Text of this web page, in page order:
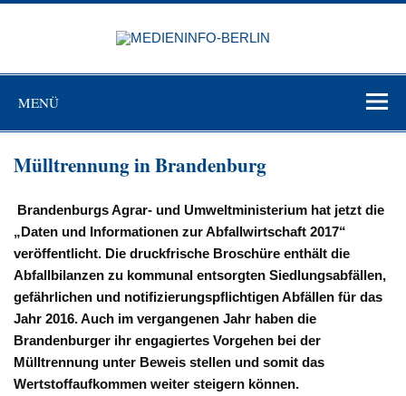
Zum
MENÜ
Mülltrennung in Brandenburg
Brandenburgs Agrar- und Umweltministerium hat jetzt die
„Daten und Informationen zur Abfallwirtschaft 2017“
veröffentlicht. Die druckfrische Broschüre enthält die
Abfallbilanzen zu kommunal entsorgten Siedlungsabfällen,
gefährlichen und notifizierungspflichtigen Abfällen für das
Jahr 2016. Auch im vergangenen Jahr haben die
Brandenburger ihr engagiertes Vorgehen bei der
Mülltrennung unter Beweis stellen und somit das
Wertstoffaufkommen weiter steigern können.